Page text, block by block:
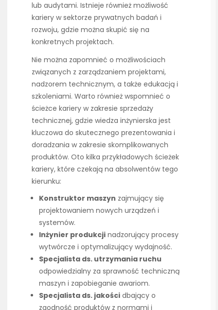
lub audytami. Istnieje również możliwość
kariery w sektorze prywatnych badań i
rozwoju, gdzie można skupić się na
konkretnych projektach.
Nie można zapomnieć o możliwościach
związanych z zarządzaniem projektami,
nadzorem technicznym, a także edukacją i
szkoleniami. Warto również wspomnieć o
ścieżce kariery w zakresie sprzedaży
technicznej, gdzie wiedza inżynierska jest
kluczowa do skutecznego prezentowania i
doradzania w zakresie skomplikowanych
produktów. Oto kilka przykładowych ścieżek
kariery, które czekają na absolwentów tego
kierunku:
Konstruktor maszyn zajmujący się
projektowaniem nowych urządzeń i
systemów.
Inżynier produkcji nadzorujący procesy
wytwórcze i optymalizujący wydajność.
Specjalista ds. utrzymania ruchu
odpowiedzialny za sprawność techniczną
maszyn i zapobieganie awariom.
Specjalista ds. jakości dbający o
zgodność produktów z normami i